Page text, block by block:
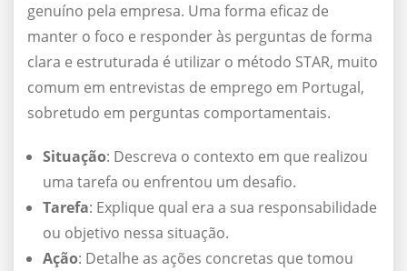
genuíno pela empresa. Uma forma eficaz de
manter o foco e responder às perguntas de forma
clara e estruturada é utilizar o método STAR, muito
comum em entrevistas de emprego em Portugal,
sobretudo em perguntas comportamentais.
Situação: Descreva o contexto em que realizou
uma tarefa ou enfrentou um desafio.
Tarefa: Explique qual era a sua responsabilidade
ou objetivo nessa situação.
Ação: Detalhe as ações concretas que tomou